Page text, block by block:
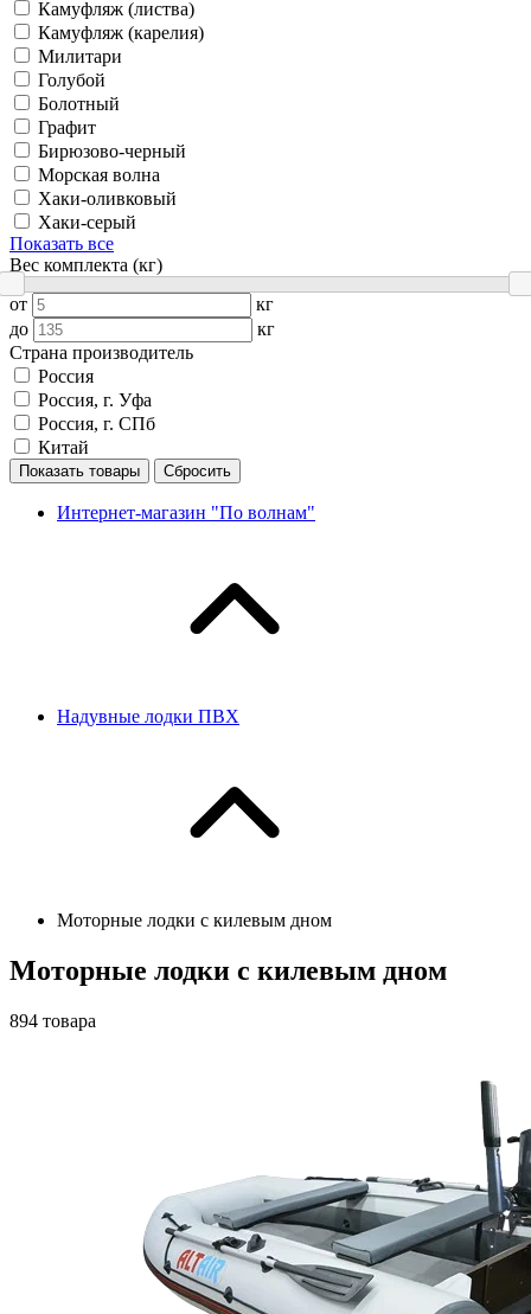
Камуфляж (листва)
Камуфляж (карелия)
Милитари
Голубой
Болотный
Графит
Бирюзово-черный
Морская волна
Хаки-оливковый
Хаки-серый
Показать все
Вес комплекта (кг)
от
кг
до
кг
Страна производитель
Россия
Россия, г. Уфа
Россия, г. СПб
Китай
Показать товары Сбросить
Интернет-магазин "По волнам"
Надувные лодки ПВХ
Моторные лодки с килевым дном
Моторные лодки с килевым дном
894 товара